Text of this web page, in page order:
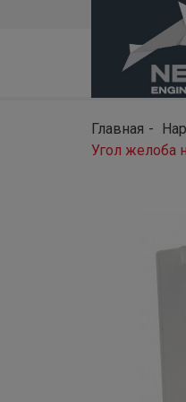
Главная
Угол желоба